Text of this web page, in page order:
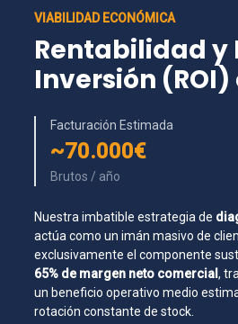
VIABILIDAD ECONÓMICA
Rentabilidad y
Inversión
Facturación Estimada
~70.000€
Brutos / año
Nuestra imbatible estrategia de
actúa como un imán masivo de
exclusivamente el componente
65% de margen neto comercial ,
un beneficio operativo medio
rotación constante de stock.